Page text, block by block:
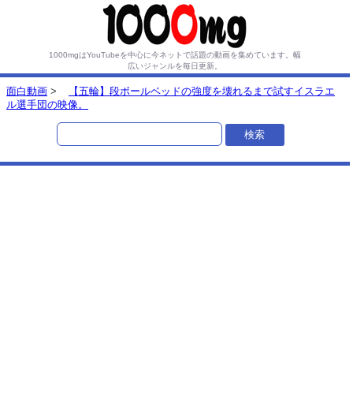
1000mgはYouTubeを中心に今ネットで話題の動画を集めています。 幅
広いジャンルを毎日更新。
面白動画 >
【五輪】段ボールベッドの強度を壊れるまで試すイスラエ
ル選手団の映像。